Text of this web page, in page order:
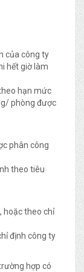
của công ty
hết giờ làm
hạn mức
phòng được
phân công
theo tiêu
hoặc theo chỉ
định công ty
hợp có